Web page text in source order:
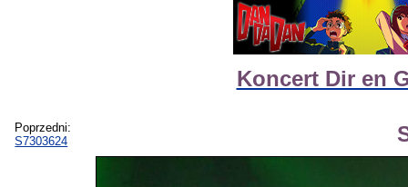
Koncert Dir en
Poprzedni:
S7303624